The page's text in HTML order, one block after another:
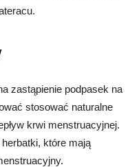
zastąpienie podpasek na
stosować naturalne
krwi menstruacyjnej.
które mają